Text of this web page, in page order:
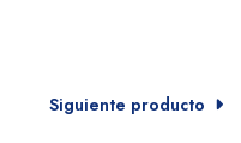
Siguiente producto